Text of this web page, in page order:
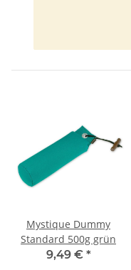
Mystique Dummy
Standard 500g grün
9,49 € *